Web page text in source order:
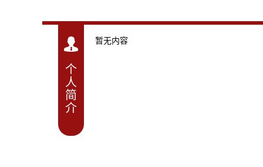
个
人
简
介
暂无内容